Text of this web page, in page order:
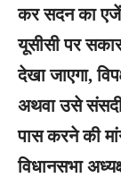
कर सदन का
यूसीसी पर
देखा जाएगा,
अथवा उसे
पास करने की
विधानसभा